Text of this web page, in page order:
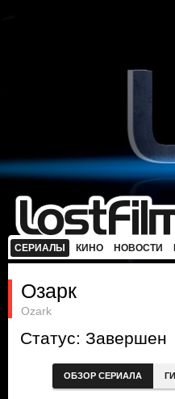
СЕРИАЛЫ КИНО НОВОСТИ
Озарк
Ozark
Статус: Завершен
ОБЗОР СЕРИАЛА